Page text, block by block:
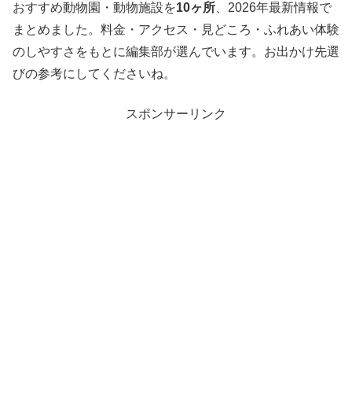
おすすめ動物園・動物施設を10ヶ所 、2026年最新情報で
まとめました。料金・アクセス・見どころ・ふれあい体験
のしやすさをもとに編集部が選んでいます。お出かけ先選
びの参考にしてくださいね。
スポンサーリンク